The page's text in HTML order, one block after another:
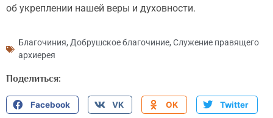
об укреплении нашей веры и духовности.
Благочиния, Добрушское благочиние, Служение правящего
архиерея
Поделиться:
Facebook VK OK Twitter